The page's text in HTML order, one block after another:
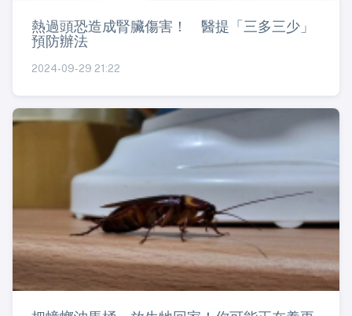
熱過頭恐造成腎臟傷害！ 醫提「三多三少」
預防辦法
2024-09-29 21:22